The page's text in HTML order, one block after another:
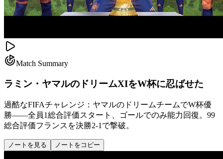
Match Summary
ラミン・ヤマルのドリームXIをW杯に忍ばせた
過酷なFIFAチャレンジ：ヤマルのドリームチームでW杯優
勝——全員1総合評価スタート、ゴールでのみ能力回復。99
総合評価フランスを決勝2-1で撃破。
ノートを見る ノートをコピー